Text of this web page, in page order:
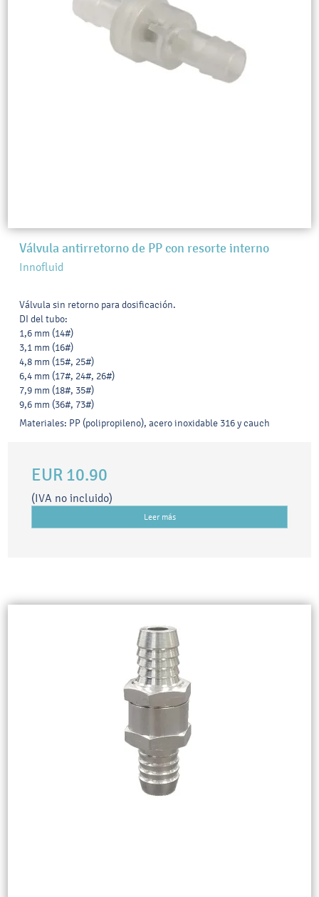
Válvula antirretorno de PP con resorte interno
Innofluid
Válvula sin retorno para dosificación.
DI del tubo:
1,6 mm (14#)
3,1 mm (16#)
4,8 mm (15#, 25#)
6,4 mm (17#, 24#, 26#)
7,9 mm (18#, 35#)
9,6 mm (36#, 73#)
Materiales: PP (polipropileno), acero inoxidable 316 y cauch
EUR 10.90
(IVA no incluido)
Leer más